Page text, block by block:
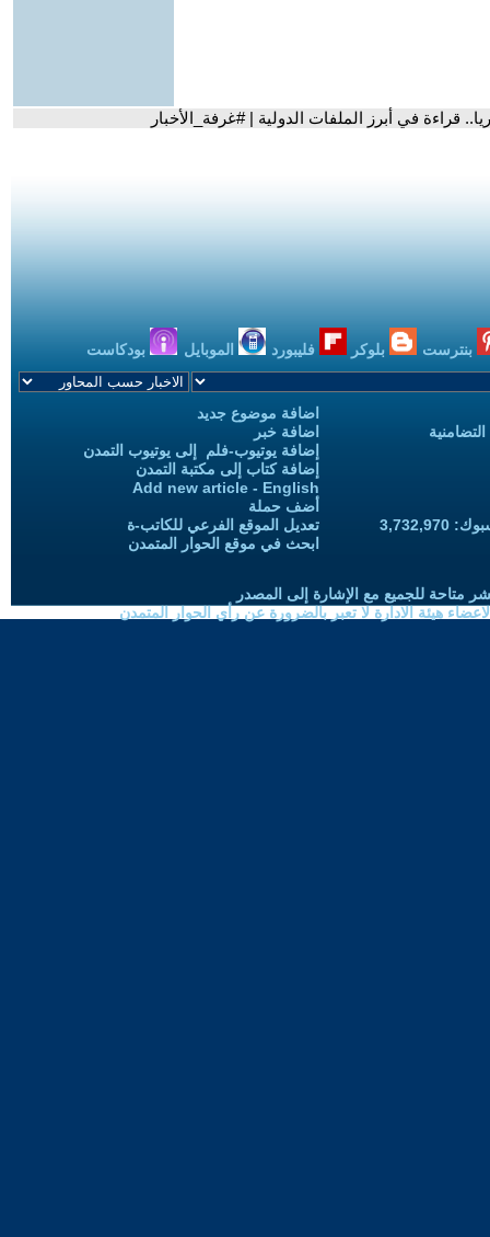
قراءة في أبرز الملفات الدولية | #غرفة_الأخبار
بنترست بلوكر فليبورد الموبايل بودكاست
اضافة موضوع جديد
اضافة خبر
إضافة يوتيوب-فلم إلى يوتيوب التمدن
إضافة كتاب إلى مكتبة التمدن
Add new article - English
أضف حملة
تعديل الموقع الفرعي للكاتب-ة
ابحث في موقع الحوار المتمدن
متاحة للجميع مع الإشارة إلى المصدر
هيئة الادارة لا تعبر بالضرورة عن رأي الحوار المتمدن